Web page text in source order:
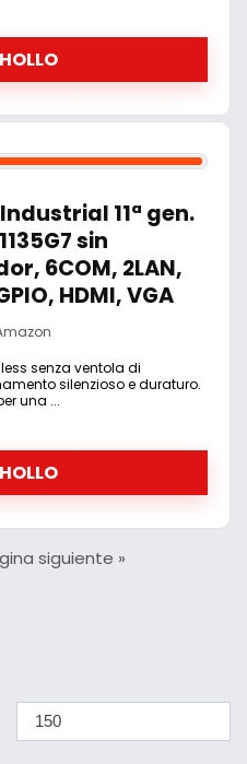
11ª gen.
sin
6COM, 2LAN,
HDMI, VGA
senza ventola di
silenzioso e duraturo.
una ...
siguiente »